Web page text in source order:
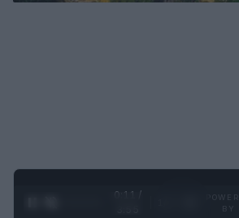
0:12 /